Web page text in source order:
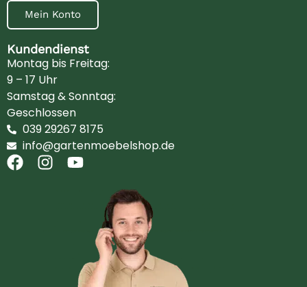
Mein Konto
Kundendienst
Montag bis Freitag:
9 – 17 Uhr
Samstag & Sonntag:
Geschlossen
039 29267 8175
info@gartenmoebelshop.de